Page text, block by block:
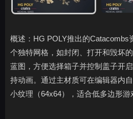
概述：HG POLY推出的Catacombs
个独特网格，如封闭、打开和毁坏
蓝图，方便选择箱子并控制盖子开
持动画。通过主材质可在编辑器内
小纹理（64x64），适合低多边形游